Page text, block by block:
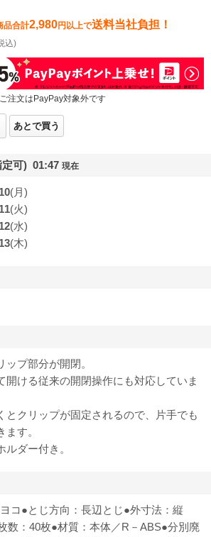
品合計2,980円以上で送料当社負担！
込)
注文はPayPay対象外です
あとで買う
定可) 01:47 現在
(月)
(火)
(水)
(木)
プ部分が開閉。
開ける従来の開閉操作にも対応していま
とクリップが固定されるので、片手でも
す。
ダー付き。
コ●とじ方向：長辺とじ●外寸法：縦
数：40枚●材質：本体／R－ABS●分別廃